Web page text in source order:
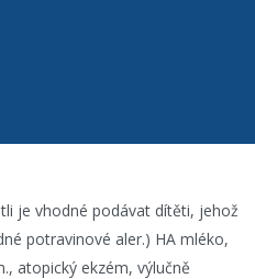
je vhodné podávat dítěti, jehož
potravinové aler.) HA mléko,
atopický ekzém, výlučně